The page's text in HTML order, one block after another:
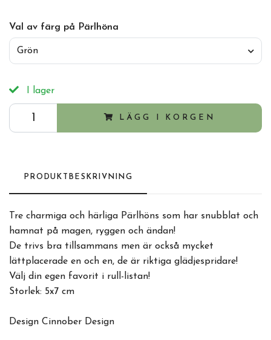
Val av färg på Pärlhöna
Grön
I lager
LÄGG I KORGEN
PRODUKTBESKRIVNING
Tre charmiga och härliga Pärlhöns som har snubblat och
hamnat på magen, ryggen och ändan!
De trivs bra tillsammans men är också mycket
lättplacerade en och en, de är riktiga glädjespridare!
Välj din egen favorit i rull-listan!
Storlek: 5x7 cm
Design Cinnober Design